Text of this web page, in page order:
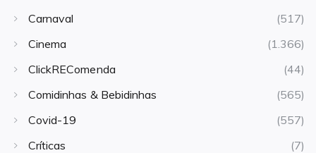
Carnaval
(517)
Cinema
(1.366)
ClickREComenda
(44)
Comidinhas & Bebidinhas
(565)
Covid-19
(557)
Críticas
(7)